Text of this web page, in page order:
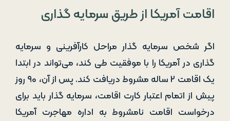
اقامت آمریکا از طریق سرمایه‌ گذاری
اگر شخص سرمایه ‌گذار مراحل کارآفرینی و سرمایه
‌گذاری در آمریکا را با موفقیت طی کند، می‌تواند در ابتدا
یک اقامت ۲ ساله مشروط دریافت کند. پس از آن، ۹۰ روز
پیش از اتمام اعتبار کارت اقامت، سرمایه‌ گذار باید برای
درخواست اقامت نامشروط به اداره مهاجرت آمریکا